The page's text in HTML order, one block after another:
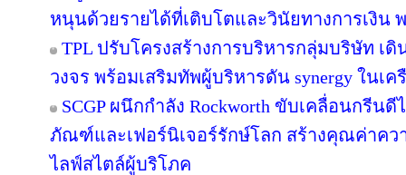
หนุนด้วยรายได้ที่เติบโตและวินัยทางการเงิน
TPL ปรับโครงสร้างการบริหารกลุ่มบริษัท เ
วงจร พร้อมเสริมทัพผู้บริหารดัน synergy ในเค
SCGP ผนึกกำลัง Rockworth ขับเคลื่อนกรี
ภัณฑ์และเฟอร์นิเจอร์รักษ์โลก สร้างคุณค่าคว
ไลฟ์สไตล์ผู้บริโภค